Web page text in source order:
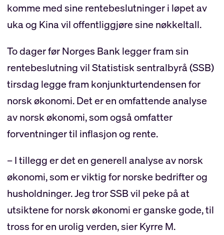
komme med sine rentebeslutninger i løpet av
uka og Kina vil offentliggjøre sine nøkkeltall.
To dager før Norges Bank legger fram sin
rentebeslutning vil Statistisk sentralbyrå (SSB)
tirsdag legge fram konjunkturtendensen for
norsk økonomi. Det er en omfattende analyse
av norsk økonomi, som også omfatter
forventninger til inflasjon og rente.
– I tillegg er det en generell analyse av norsk
økonomi, som er viktig for norske bedrifter og
husholdninger. Jeg tror SSB vil peke på at
utsiktene for norsk økonomi er ganske gode, til
tross for en urolig verden, sier Kyrre M.